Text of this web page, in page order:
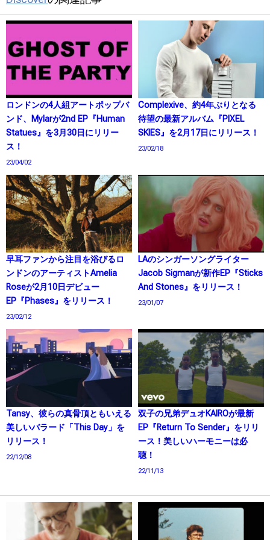
ロンドンの4人組アートポップバ
ンド、Mylarが2nd EP『Human
Statues』を3月30日にリリー
ス！
23/04/02
Complexive、約4年ぶりとなる
待望の最新アルバム『PIXEL
SKIES』を2月17日にリリース！
23/02/18
早耳ファンから注目を浴びるロ
ンドンのアーティストAmelia
Roseが2月10日デビュー
EP『Phases』をリリース！
23/02/12
LAのシンガーソングライター
Jacob Sigmanが新作EP『Sticks
And Stones』をリリース！
23/01/07
Tansy、彼らの真骨頂ともいえる
美しいバラード「This Day」を
リリース！
22/12/08
双子の兄弟デュオKAIROが最新
EP『Return To Sender』をリリ
ース！美しいハーモニーは必
聴！
22/11/13